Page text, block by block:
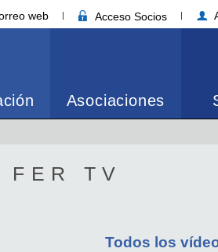
web Acceso Socios
Asociaciones
FER TV
Todos los